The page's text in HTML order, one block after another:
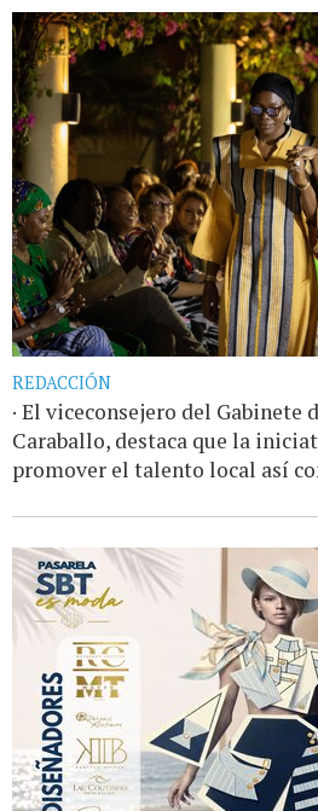
REDACCIÓN
· El viceconsejero del Gabinete
Caraballo, destaca que la
promover el talento local así